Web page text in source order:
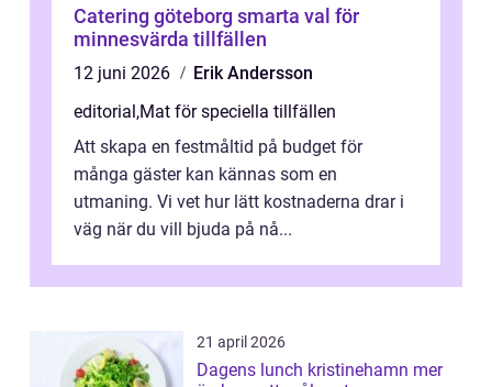
Catering göteborg smarta val för
minnesvärda tillfällen
12 juni 2026
Erik Andersson
editorial,Mat för speciella tillfällen
Att skapa en festmåltid på budget för
många gäster kan kännas som en
utmaning. Vi vet hur lätt kostnaderna drar i
väg när du vill bjuda på nå...
21 april 2026
Dagens lunch kristinehamn mer